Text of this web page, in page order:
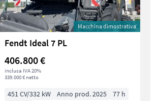
Macchina dimostrativa
Fendt Ideal 7 PL
406.800 €
inclusa IVA 20%
339.000 € netto
451 CV/332 kW Anno prod. 2025
77 h